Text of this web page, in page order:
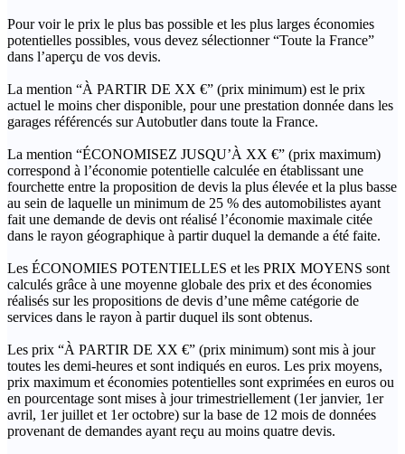
Pour voir le prix le plus bas possible et les plus larges économies
potentielles possibles, vous devez sélectionner “Toute la France”
dans l’aperçu de vos devis.
La mention “À PARTIR DE XX €” (prix minimum) est le prix
actuel le moins cher disponible, pour une prestation donnée dans les
garages référencés sur Autobutler dans toute la France.
La mention “ÉCONOMISEZ JUSQU’À XX €” (prix maximum)
correspond à l’économie potentielle calculée en établissant une
fourchette entre la proposition de devis la plus élevée et la plus basse
au sein de laquelle un minimum de 25 % des automobilistes ayant
fait une demande de devis ont réalisé l’économie maximale citée
dans le rayon géographique à partir duquel la demande a été faite.
Les ÉCONOMIES POTENTIELLES et les PRIX MOYENS sont
calculés grâce à une moyenne globale des prix et des économies
réalisés sur les propositions de devis d’une même catégorie de
services dans le rayon à partir duquel ils sont obtenus.
Les prix “À PARTIR DE XX €” (prix minimum) sont mis à jour
toutes les demi-heures et sont indiqués en euros. Les prix moyens,
prix maximum et économies potentielles sont exprimées en euros ou
en pourcentage sont mises à jour trimestriellement (1er janvier, 1er
avril, 1er juillet et 1er octobre) sur la base de 12 mois de données
provenant de demandes ayant reçu au moins quatre devis.